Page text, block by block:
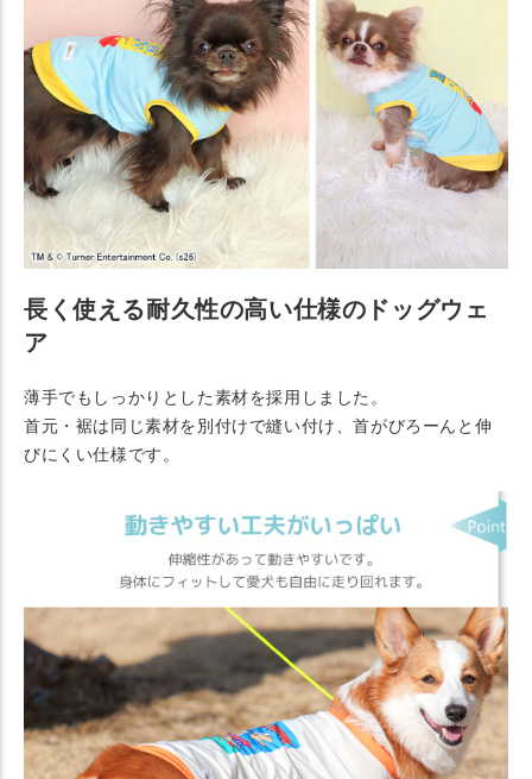
長く使える耐久性の高い仕様のドッグウェ
ア
薄手でもしっかりとした素材を採用しました。
首元・裾は同じ素材を別付けで縫い付け、首がびろーんと伸
びにくい仕様です。